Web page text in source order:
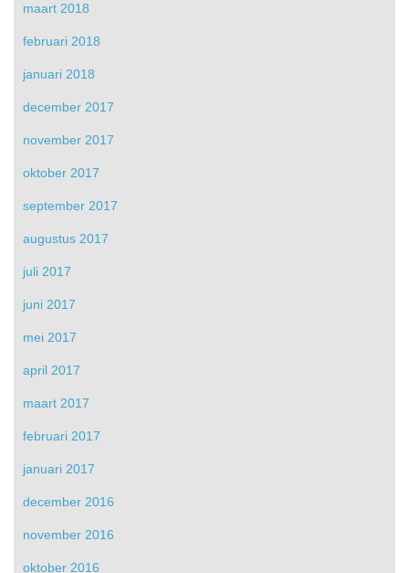
maart 2018
februari 2018
januari 2018
december 2017
november 2017
oktober 2017
september 2017
augustus 2017
juli 2017
juni 2017
mei 2017
april 2017
maart 2017
februari 2017
januari 2017
december 2016
november 2016
oktober 2016